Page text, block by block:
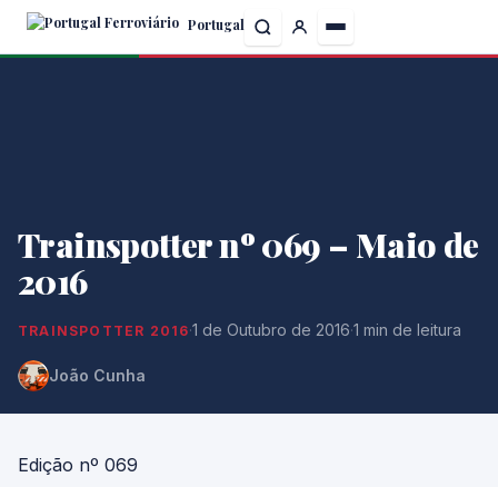
Skip
Portugal
Trainspotter nº 069 – Maio de
2016
TRAINSPOTTER 2016·1 de Outubro de 2016·1 min de leitura
João Cunha
Edição nº 069